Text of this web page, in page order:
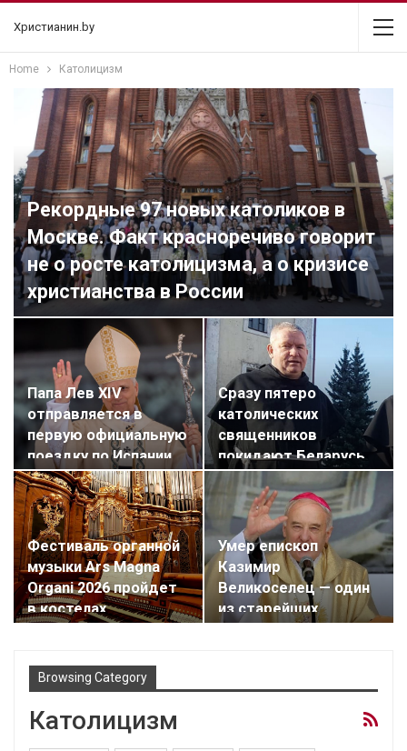
Христианин.by
Home Католицизм
Рекордные 97 новых католиков в
Москве. Факт красноречиво говорит
не о росте католицизма, а о кризисе
христианства в России
Папа Лев XIV
отправляется в
первую официальную
поездку по Испании
Сразу пятеро
католических
священников
покидают Беларусь
Фестиваль органной
музыки Ars Magna
Organi 2026 пройдет
в костелах…
Умер епископ
Казимир
Великоселец — один
из старейших
Browsing Category
Католицизм